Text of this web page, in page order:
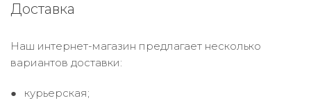
Доставка
Наш интернет-магазин предлагает несколько
вариантов доставки:
курьерская;